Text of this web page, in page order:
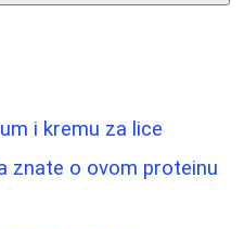
i kremu za lice
znate o ovom proteinu